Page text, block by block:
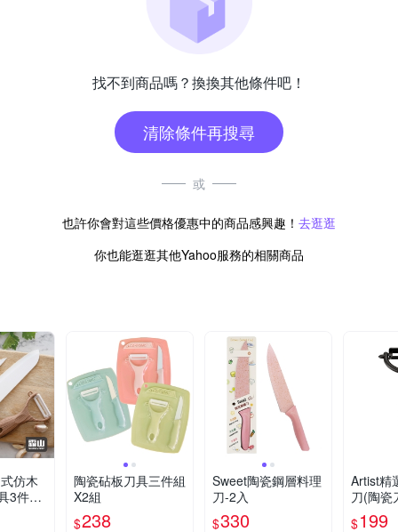
找不到商品嗎？換換其他條件吧！
清除條件再搜尋
或
也許你會對這些價格優惠中的商品感興趣！ 去逛逛
你也能逛逛其他Yahoo服務的相關商品
仿木
3件組
陶瓷砧板刀具三件組
X2組
$238
Sweet陶瓷鋼層料理
刀-2入
$330
Artist精
刀(陶瓷
$199